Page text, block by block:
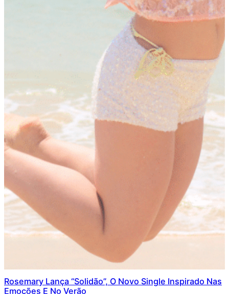
Rosemary Lança “Solidão”, O Novo Single Inspirado Nas
Emoções E No Verão